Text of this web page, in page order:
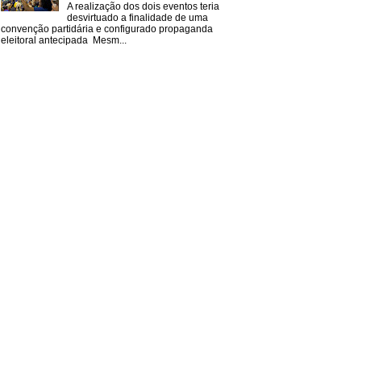
A realização dos dois eventos teria
desvirtuado a finalidade de uma
convenção partidária e configurado propaganda
eleitoral antecipada Mesm...